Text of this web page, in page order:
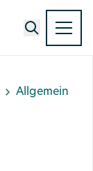
Allgemein